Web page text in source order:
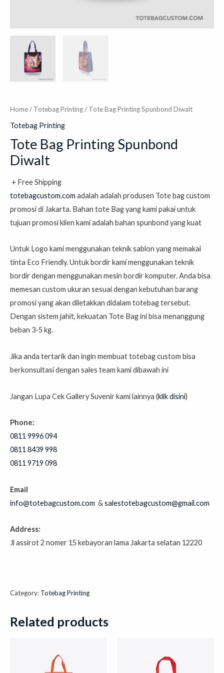
Home/ Totebag Printing/ Tote Bag Printing Spunbond Diwalt
Totebag Printing
Tote Bag Printing Spunbond
Diwalt
+ Free Shipping
totebagcustom.com adalah adalah produsen Tote bag custom
promosi di Jakarta. Bahan tote Bag yang kami pakai untuk
tujuan promosi klien kami adalah bahan spunbond yang kuat
Untuk Logo kami menggunakan teknik sablon yang memakai
tinta Eco Friendly. Untuk bordir kami menggunakan teknik
bordir dengan menggunakan mesin bordir komputer. Anda bisa
memesan custom ukuran sesuai dengan kebutuhan barang
promosi yang akan diletakkan didalam totebag tersebut.
Dengan sistem jahit, kekuatan Tote Bag ini bisa menanggung
beban 3-5 kg.
Jika anda tertarik dan ingin membuat totebag custom bisa
berkonsultasi dengan sales team kami dibawah ini
Jangan Lupa Cek Gallery Suvenir kami lainnya (klik disini)
Phone:
0811 9996 094
0811 8439 998⁣⁣⁣⁣⁣⁣⁣⁣⁣⁣⁣⁣⁣⁣⁣⁣⁣⁣⁣⁣⁣⁣⁣⁣⁣⁣⁣⁣⁣⁣⁣
0811 9719 098⁣⁣⁣⁣⁣⁣⁣⁣⁣⁣⁣⁣⁣⁣⁣⁣⁣⁣⁣⁣⁣⁣⁣⁣⁣⁣
Email
info@totebagcustom.com &salestotebagcustom@gmail.com
Address:
Jl assirot 2 nomer 15 kebayoran lama Jakarta selatan 12220
Category: Totebag Printing
Related products